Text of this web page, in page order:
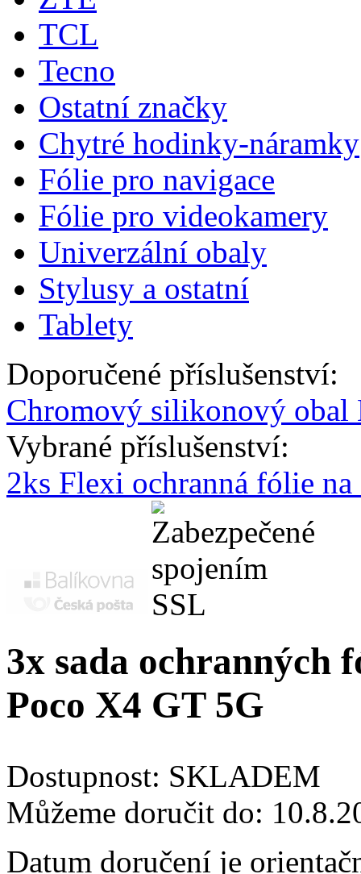
TCL
Tecno
Ostatní značky
Chytré hodinky-náramky
Fólie pro navigace
Fólie pro videokamery
Univerzální obaly
Stylusy a ostatní
Tablety
Doporučené příslušenství:
Chromový silikonový obal
Vybrané příslušenství:
2ks Flexi ochranná fólie
3x sada ochranných
Poco X4 GT 5G
Dostupnost: SKLADEM
Můžeme doručit do:
Datum doručení je